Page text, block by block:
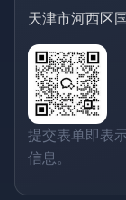
天津市河西区
提交表单即表
信息。